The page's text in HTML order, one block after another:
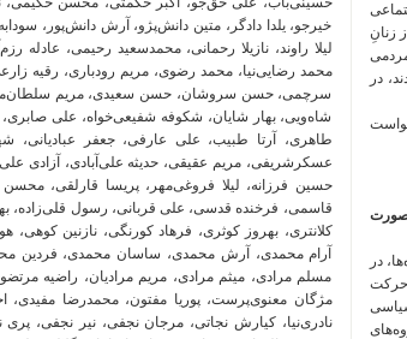
از زنانِ
در
صورت
در
حرکت